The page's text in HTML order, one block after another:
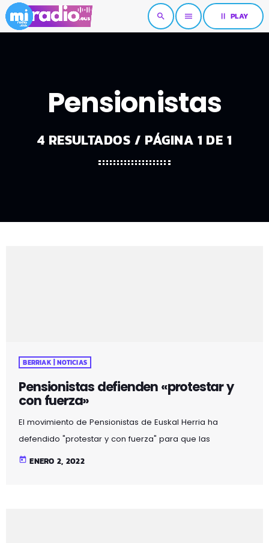
search menu pause PLAY
Pensionistas
4 RESULTADOS / PÁGINA 1 DE 1
BERRIAK | NOTICIAS
Pensionistas defienden «protestar y
con fuerza»
El movimiento de Pensionistas de Euskal Herria ha
defendido "protestar y con fuerza" para que las
instituciones en Euskadi y Navarra pongan "freno" al
today ENERO 2, 2022